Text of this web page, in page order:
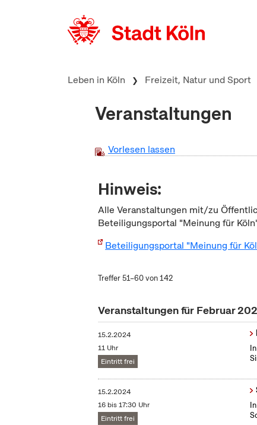
Leben in Köln Freizeit, Natur und Sport
Veranstaltungen
Vorlesen lassen
Hinweis:
Alle Veranstaltungen mit/zu
Beteiligungsportal "Meinung für
Beteiligungsportal "Meinung für
Treffer 51–60 von 142
Veranstaltungen für Februar
15.2.2024
11 Uhr
Eintritt frei
15.2.2024
16 bis 17:30 Uhr
Eintritt frei